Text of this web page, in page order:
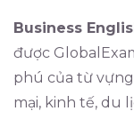
Business
được
phú của từ
mại, kinh tế, du